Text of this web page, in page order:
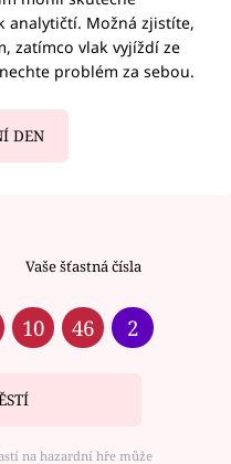
analytičtí. Možná zjistíte,
zatímco vlak vyjíždí ze
problém za sebou.
DEN
Vaše šťastná čísla
10 46 2
na hazardní hře může